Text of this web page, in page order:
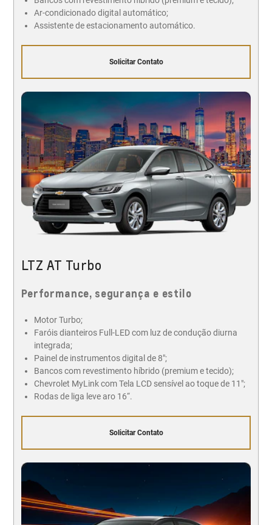
Ar-condicionado digital automático;
Assistente de estacionamento automático.
Solicitar Contato
LTZ AT Turbo
Performance, segurança e estilo
Motor Turbo;
Faróis dianteiros Full-LED com luz de condução diurna
integrada;
Painel de instrumentos digital de 8";
Bancos com revestimento híbrido (premium e tecido);
Chevrolet MyLink com Tela LCD sensível ao toque de 11";
Rodas de liga leve aro 16“.
Solicitar Contato